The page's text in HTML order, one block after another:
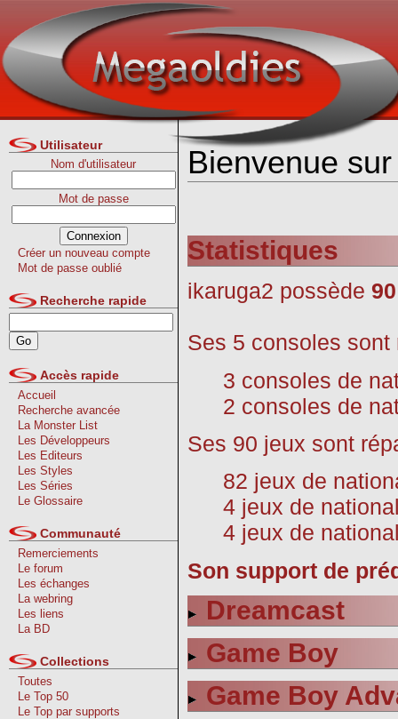
Utilisateur
Nom d'utilisateur
Mot de passe
Créer un nouveau compte
Mot de passe oublié
Recherche rapide
Accès rapide
Accueil
Recherche avancée
La Monster List
Les Développeurs
Les Editeurs
Les Styles
Les Séries
Le Glossaire
Communauté
Remerciements
Le forum
Les échanges
La webring
Les liens
La BD
Collections
Toutes
Le Top 50
Le Top par supports
Bienvenue
Statistiques
ikaruga2 possède
Ses 5 consoles sont
3 consoles de
2 consoles de
Ses 90 jeux sont
82 jeux de
4 jeux de
4 jeux de
Son support de
Dreamcast
Game Boy
Game Boy